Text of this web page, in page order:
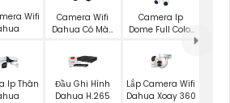
Wifi
Camera Wifi
Dahua Có Màu
Camera Ip
Dome Full Color
Ip Thân
Đầu Ghi Hình
Dahua H.265
Lắp Camera Wifi
Dahua Xoay 360